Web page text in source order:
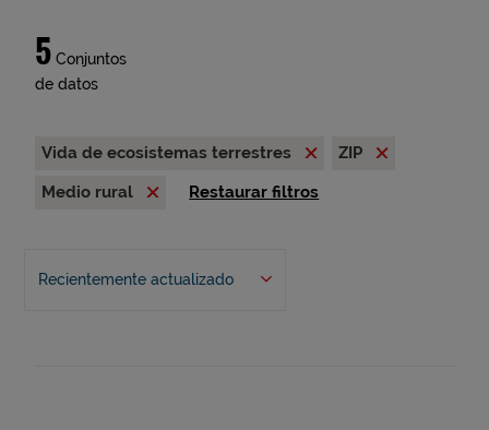
5 Conjuntos
de datos
Vida de ecosistemas terrestres
ZIP
Medio rural
Restaurar filtros
Recientemente actualizado